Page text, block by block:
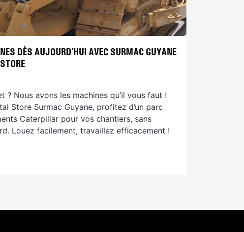
DÈS AUJOURD’HUI AVEC SURMAC GUYANE
? Nous avons les machines qu’il vous faut !
Store Surmac Guyane, profitez d’un parc
Caterpillar pour vos chantiers, sans
Louez facilement, travaillez efficacement !